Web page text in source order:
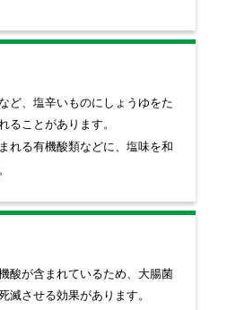
ど、塩辛いものにしょうゆをた
ることがあります。
れる有機酸類などに、塩味を和
酸が含まれているため、大腸菌
滅させる効果があります。